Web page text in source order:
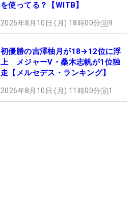
を使ってる？【WITB】
2026年8月10日 (月) 18時00分 9
初優勝の吉澤柚月が18→12位に浮
上 メジャーV・桑木志帆が1位独
走【メルセデス・ランキング】
2026年8月10日 (月) 11時00分 1